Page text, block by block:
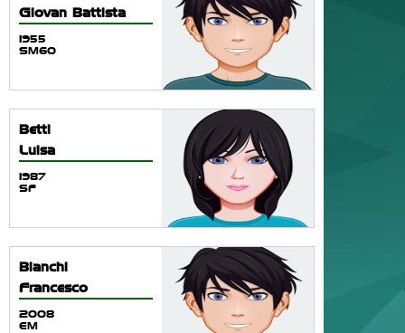
Giovan Battista
1955
SM60
Betti
Luisa
1987
SF
Bianchi
Francesco
2008
EM